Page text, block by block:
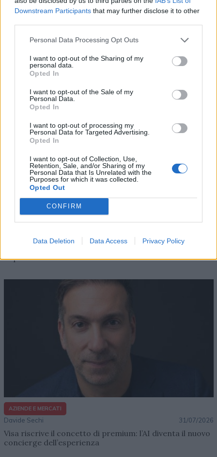
Downstream Participants that may further disclose it to other
Personal Data Processing Opt Outs
I want to opt-out of the Sharing of my
personal data.
Opted In
I want to opt-out of the Sale of my
Personal Data.
Opted In
I want to opt-out of processing my
Personal Data for Targeted Advertising.
Opted In
I want to opt-out of Collection, Use,
Retention, Sale, and/or Sharing of my
Personal Data that Is Unrelated with the
Purposes for which it was collected.
Opted Out
CONFIRM
Data Deletion Data Access Privacy Policy
Altri articoli che potrebbero piacerti
AZIENDE E MERCATI
Dal lusso circolare all’intelligenza artificiale: come
Lenush Saf costruisce un ecosistema tra creatività,
impresa e musica
AZIENDE E MERCATI
Davide Sechi 31/07/2026
Visa riscrive il concetto di premium: l’AI diventa il nuovo
concierge dell’esperienza